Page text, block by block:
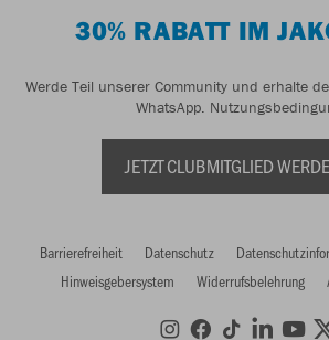
30% RABATT IM
Werde Teil unserer Community und erhalte
WhatsApp.
JETZT CLUBMITGLIED
Barrierefreiheit Datenschutz
Hinweisgebersystem
Widerrufsbelehrung